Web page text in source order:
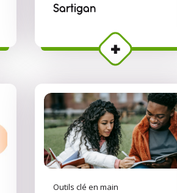
Sartigan
Outils clé en main